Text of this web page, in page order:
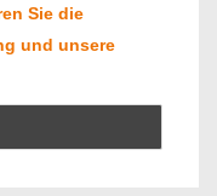
Sie die
und unsere